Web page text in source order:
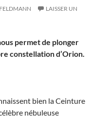
LAISSER UN
permet de plonger
constellation d’Orion.
bien la Ceinture
nébuleuse